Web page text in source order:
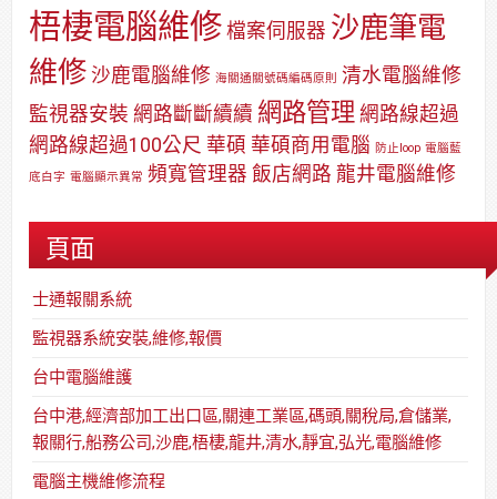
梧棲電腦維修 檔案伺服器 沙鹿筆電
維修 沙鹿電腦維修 海關通關號碼編碼原則 清水電腦維修
監視器安裝 網路斷斷續續 網路管理 網路線超過
網路線超過100公尺 華碩 華碩商用電腦 防止loop 電腦藍
底白字 電腦顯示異常 頻寬管理器 飯店網路 龍井電腦維修
頁面
士通報關系統
監視器系統安裝,維修,報價
台中電腦維護
台中港,經濟部加工出口區,關連工業區,碼頭,關稅局,倉儲業,
報關行,船務公司,沙鹿,梧棲,龍井,清水,靜宜,弘光,電腦維修
電腦主機維修流程